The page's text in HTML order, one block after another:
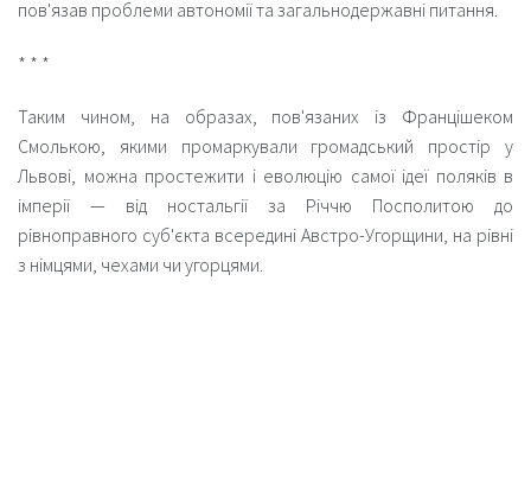
пов'язав проблеми автономії та загальнодержавні питання.
* * *
Таким чином, на образах, пов'язаних із Францішеком
Смолькою, якими промаркували громадський простір у
Львові, можна простежити і еволюцію самої ідеї поляків в
імперії — від ностальгії за Річчю Посполитою до
рівноправного суб'єкта всередині Австро-Угорщини, на рівні
з німцями, чехами чи угорцями.